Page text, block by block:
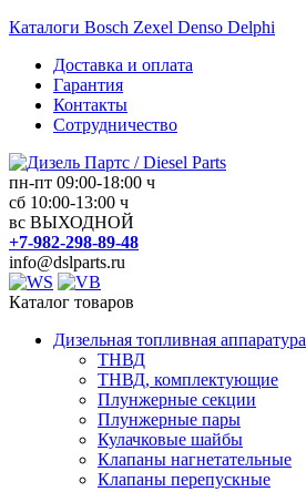
Перейти
содержимому
Каталоги Bosch Zexel Denso Delphi
Доставка и оплата
Гарантия
Контакты
Сотрудничество
Дизель
Партс
/
Diesel
Parts
Дизельная
топливная
аппаратура
пн-пт 09:00-18:00 ч
сб 10:00-13:00 ч
вс ВЫХОДНОЙ
+7-982-298-89-48
info@dslparts.ru
Каталог товаров
Дизельная топливная аппаратура
ТНВД
ТНВД, комплектующие
Плунжерные секции
Плунжерные пары
Кулачковые шайбы
Клапаны нагнетательные
Клапаны перепускные